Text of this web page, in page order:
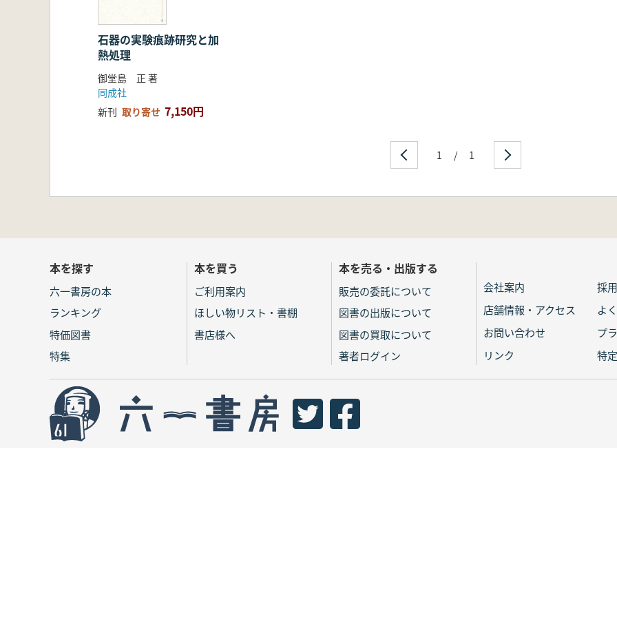
石器の実験痕跡研究と加
熱処理
御堂島 正 著
同成社
新刊 取り寄せ 7,150円
1 / 1
本を探す
六一書房の本
ランキング
特価図書
特集
本を買う
ご利用案内
ほしい物リスト・書棚
書店様へ
本を売る・出版する
販売の委託について
図書の出版について
図書の買取について
著者ログイン
会社案内
採
店舗情報・アクセス
よ
お問い合わせ
プ
リンク
特